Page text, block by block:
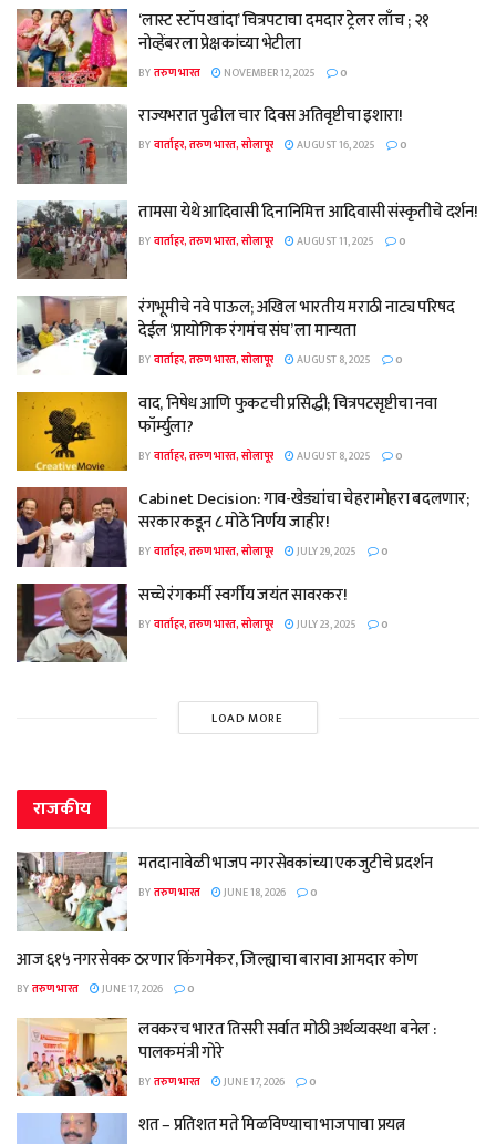
‘लास्ट स्टॉप खांदा’ चित्रपटाचा दमदार ट्रेलर लाँच ; २१
नोव्हेंबरला प्रेक्षकांच्या भेटीला
BYतरुण भारत NOVEMBER 12, 2025 0
राज्यभरात पुढील चार दिवस अतिवृष्टीचा इशारा!
BYवार्ताहर, तरुण भारत, सोलापूर AUGUST 16, 2025 0
तामसा येथे आदिवासी दिनानिमित्त आदिवासी संस्कृतीचे दर्शन!
BYवार्ताहर, तरुण भारत, सोलापूर AUGUST 11, 2025 0
रंगभूमीचे नवे पाऊल; अखिल भारतीय मराठी नाट्य परिषद
देईल ‘प्रायोगिक रंगमंच संघ’ ला मान्यता
BYवार्ताहर, तरुण भारत, सोलापूर AUGUST 8, 2025 0
वाद, निषेध आणि फुकटची प्रसिद्धी; चित्रपटसृष्टीचा नवा
फॉर्म्युला?
BYवार्ताहर, तरुण भारत, सोलापूर AUGUST 8, 2025 0
Cabinet Decision: गाव-खेड्यांचा चेहरामोहरा बदलणार;
सरकारकडून ८ मोठे निर्णय जाहीर!
BYवार्ताहर, तरुण भारत, सोलापूर JULY 29, 2025 0
सच्चे रंगकर्मी स्वर्गीय जयंत सावरकर!
BYवार्ताहर, तरुण भारत, सोलापूर JULY 23, 2025 0
LOAD MORE
राजकीय
मतदानावेळी भाजप नगरसेवकांच्या एकजुटीचे प्रदर्शन
BYतरुण भारत JUNE 18, 2026 0
आज ६१५ नगरसेवक ठरणार किंगमेकर, जिल्ह्याचा बारावा आमदार कोण
BYतरुण भारत JUNE 17, 2026 0
लवकरच भारत तिसरी सर्वात मोठी अर्थव्यवस्था बनेल :
पालकमंत्री गोरे
BYतरुण भारत JUNE 17, 2026 0
शत – प्रतिशत मते मिळविण्याचा भाजपाचा प्रयत्न